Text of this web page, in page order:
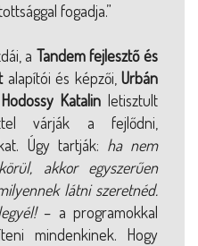
fogadja.”
a Tandem fejlesztő és
alapítói és képzői, Urbán
Hodossy Katalin letisztult
várják a fejlődni,
Úgy tartják: ha nem
akkor egyszerűen
látni szeretnéd.
– a programokkal
mindenkinek. Hogy